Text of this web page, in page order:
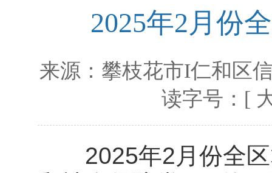
2025年2月份
来源： 攀枝花市I仁和区
读字号：[
2025年2月份全区